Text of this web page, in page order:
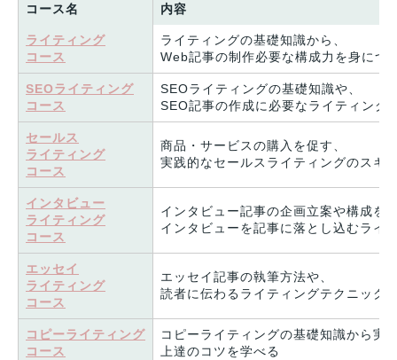
コース名 内容
ライティング
コース
ライティングの基礎知識から、
Web記事の制作必要な構成力を身につ
SEOライティング
コース
SEOライティングの基礎知識や、
SEO記事の作成に必要なライティング
セールス
ライティング
コース
商品・サービスの購入を促す、
実践的なセールスライティングのスキ
インタビュー
ライティング
コース
インタビュー記事の企画立案や構成を
インタビューを記事に落とし込むライ
エッセイ
ライティング
コース
エッセイ記事の執筆方法や、
読者に伝わるライティングテクニック
コピーライティング
コース
コピーライティングの基礎知識から実
上達のコツを学べる